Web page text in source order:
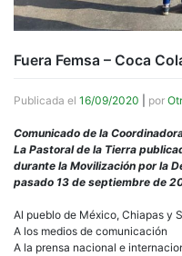
Fuera Femsa – Coca
Publicada el 16/09/2020 por
Comunicado de la
La Pastoral de la Tierra
durante la Movilización por la
pasado 13 de septiembre de
Al pueblo de México, Chiapas y
A los medios de comunicación
A la prensa nacional e